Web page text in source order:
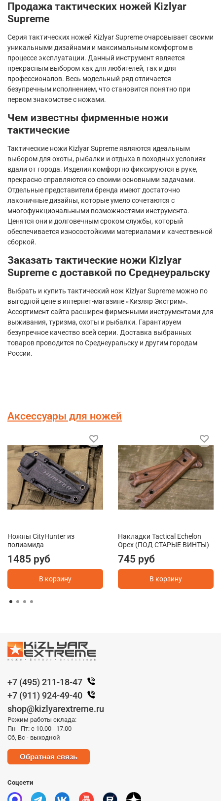
Продажа тактических ножей Kizlyar
Supreme
Серия тактических ножей KizlyarSupremeочаровывает своими
уникальными дизайнами и максимальным комфортом в
процессе эксплуатации. Данный инструмент является
прекрасным выбором как для любителей, так и для
профессионалов. Весь модельный ряд отличается
безупречным исполнением, что становится понятно при
первом знакомстве с ножами.
Чем известны фирменные ножи
тактические
Тактические ножи KizlyarSupremeявляются идеальным
выбором для охоты, рыбалки и отдыха в походных условиях
вдали от города. Изделия комфортно фиксируются в руке,
прекрасно справляются со своими основными задачами.
Отдельные представители бренда имеют достаточно
лаконичные дизайны, которые умело сочетаются с
многофункциональными возможностями инструмента.
Ценятся они и долговечным сроком службы, который
обеспечивается износостойкими материалами и качественной
сборкой.
Заказать тактические ножи Kizlyar
Supreme с доставкой по Среднеуральску
Выбрать и купить тактический нож KizlyarSupreme можно по
выгодной цене в интернет-магазине «Кизляр Экстрим».
Ассортимент сайта расширен фирменными инструментами для
выживания, туризма, охоты и рыбалки. Гарантируем
безупречное качество всей серии. Доставка выбранных
товаров проводится по Среднеуральску и другим городам
России.
Аксессуары для ножей
Ножны CityHunter из
полиамида
1485 руб
В корзину
Накладки Tactical Echelon
Орех (ПОД СТАРЫЕ ВИНТЫ)
745 руб
В корзину
+7 (495) 211-18-47
+7 (911) 924-49-40
shop@kizlyarextreme.ru
Режим работы склада:
Пн - Пт: с 10.00 - 17.00
Сб, Вс - выходной
Обратная связь
Соцсети